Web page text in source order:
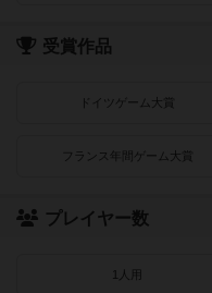
受賞作品
ドイツゲーム大賞
フランス年間ゲーム大賞
プレイヤー数
1人用